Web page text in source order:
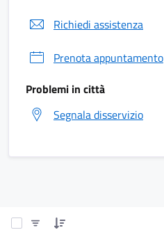
Richiedi assistenza
Prenota appuntamento
Problemi in città
Segnala disservizio